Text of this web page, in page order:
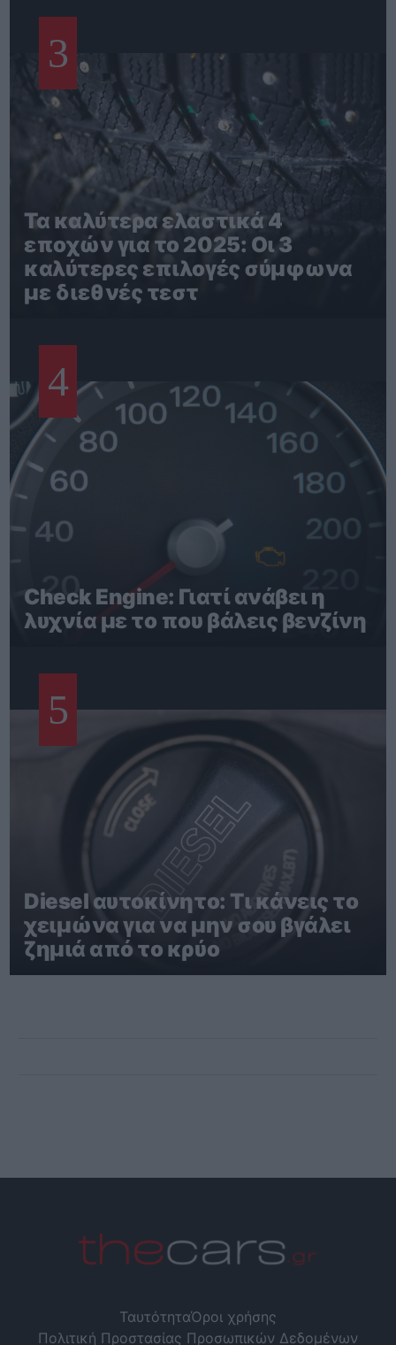
3
Τα καλύτερα ελαστικά 4
εποχών για το 2025: Οι 3
καλύτερες επιλογές σύμφωνα
με διεθνές τεστ
4
Check Engine: Γιατί ανάβει η
λυχνία με το που βάλεις βενζίνη
5
Diesel αυτοκίνητο: Τι κάνεις το
χειμώνα για να μην σου βγάλει
ζημιά από το κρύο
ΤαυτότηταΌροι χρήσης
Πολιτική Προστασίας Προσωπικών Δεδομένων